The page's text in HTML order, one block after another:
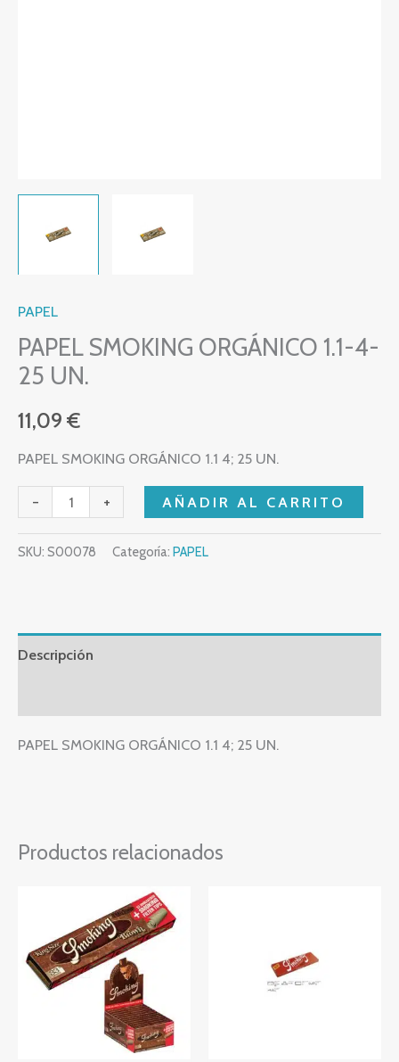
PAPEL
PAPEL SMOKING ORGÁNICO 1.1-4-
25 UN.
11,09 €
PAPEL SMOKING ORGÁNICO 1.1 4; 25 UN.
- + AÑADIR AL CARRITO
SKU: S00078 Categoría: PAPEL
Descripción
PAPEL SMOKING ORGÁNICO 1.1 4; 25 UN.
Productos relacionados